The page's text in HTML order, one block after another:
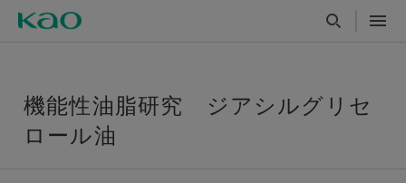
機能性油脂研究 ジアシルグリセ
ロール油